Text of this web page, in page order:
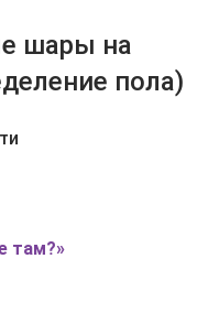
шары на
пола)
там?»